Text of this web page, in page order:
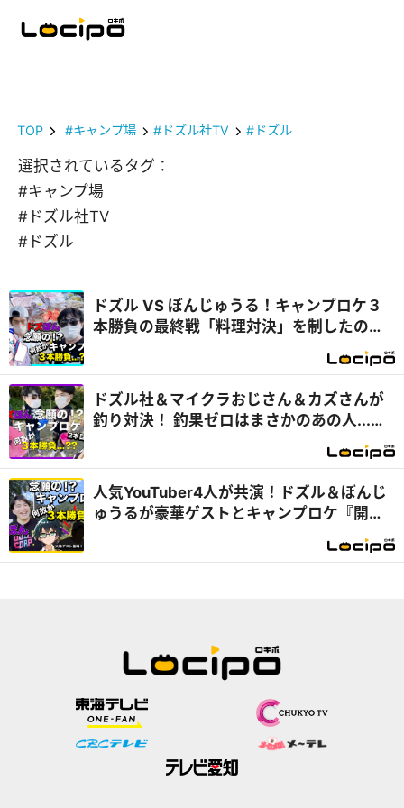
TOP #キャンプ場 #ドズル社TV #ドズル
選択されているタグ：
#キャンプ場
#ドズル社TV
#ドズル
ドズル VS ぼんじゅうる！キャンプロケ３
本勝負の最終戦「料理対決」を制したの
ドズル社＆マイクラおじさん＆カズさんが
釣り対決！ 釣果ゼロはまさかのあの人...
人気YouTuber4人が共演！ドズル＆ぼんじ
ゅうるが豪華ゲストとキャンプロケ『開